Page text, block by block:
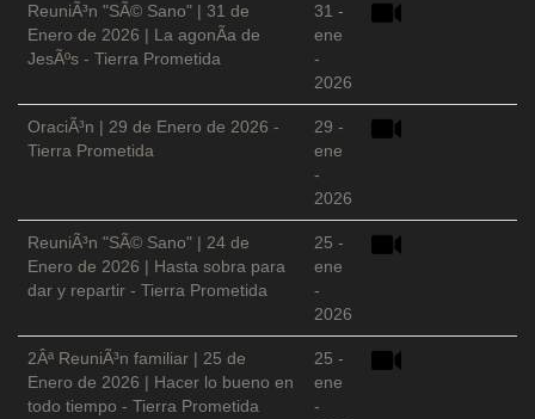
ReuniÃ³n "SÃ© Sano" | 31 de
Enero de 2026 | La agonÃ­a de
JesÃºs - Tierra Prometida
31 -
ene
-
2026
OraciÃ³n | 29 de Enero de 2026 -
Tierra Prometida
29 -
ene
-
2026
ReuniÃ³n "SÃ© Sano" | 24 de
Enero de 2026 | Hasta sobra para
dar y repartir - Tierra Prometida
25 -
ene
-
2026
2Âª ReuniÃ³n familiar | 25 de
Enero de 2026 | Hacer lo bueno en
todo tiempo - Tierra Prometida
25 -
ene
-